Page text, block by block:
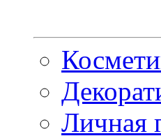
Личная